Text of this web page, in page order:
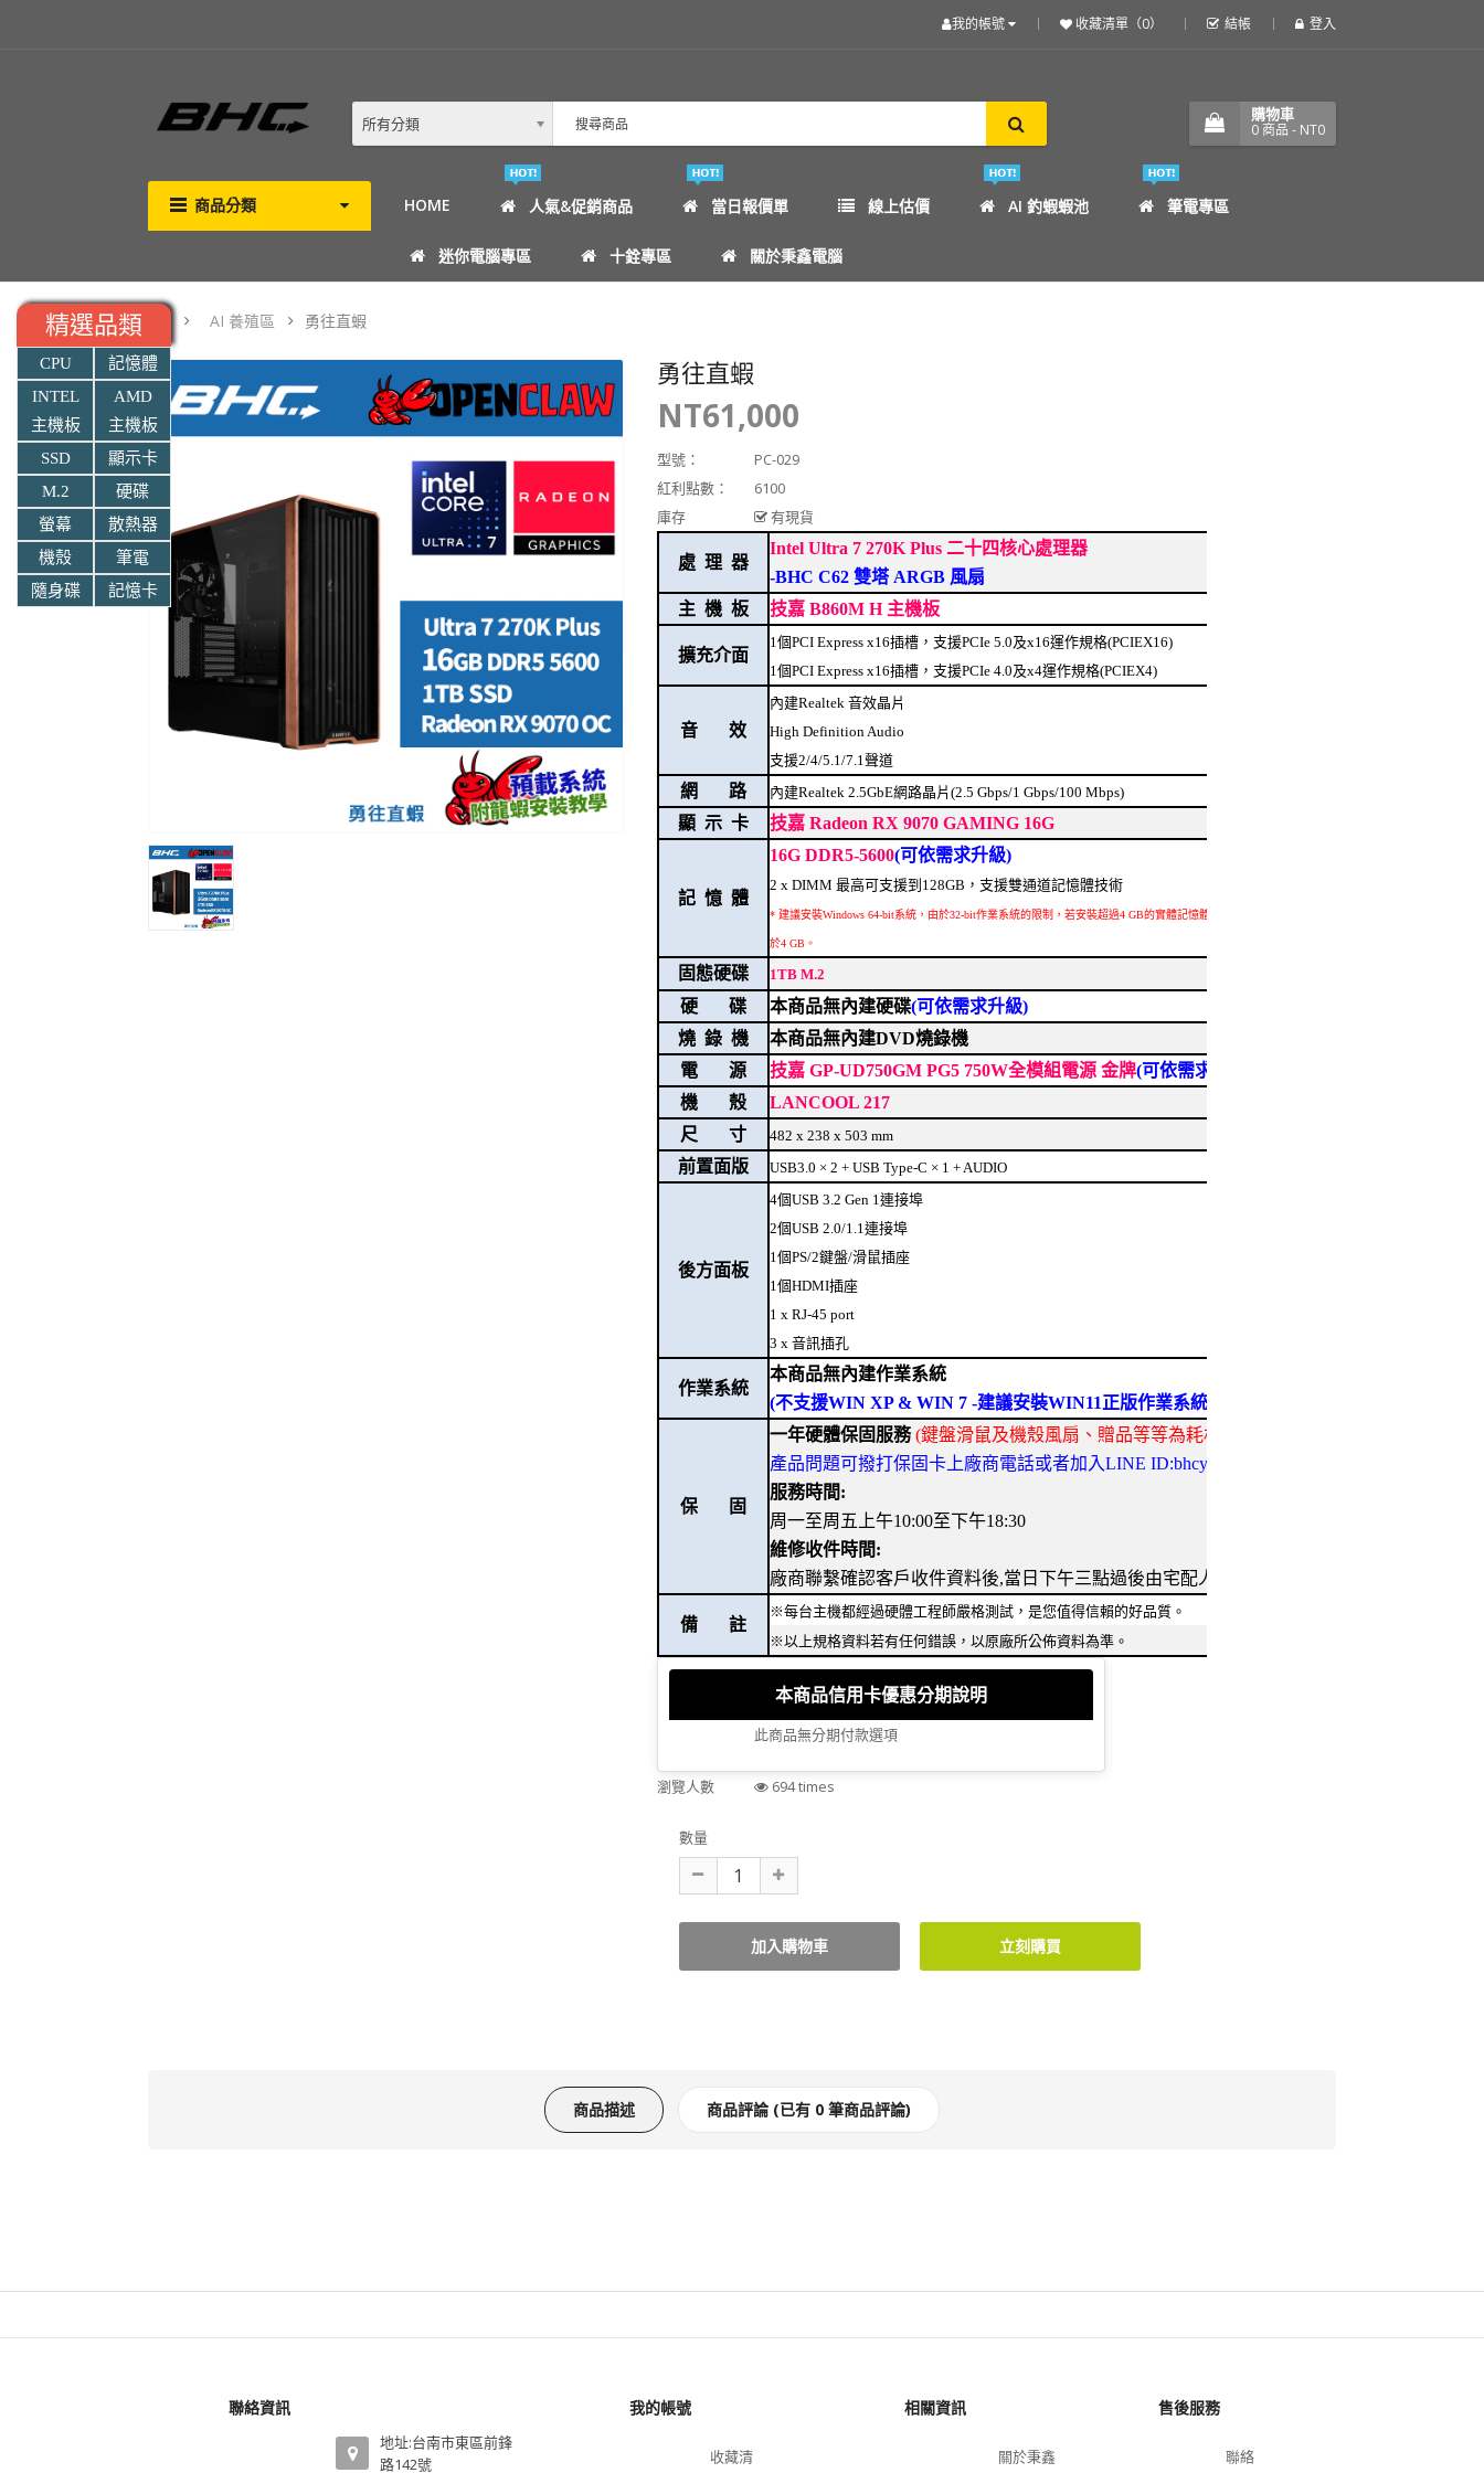
我的帳號 收藏清單（0） 結帳 登入
所有分類 購物車
0商品 - NT0
商品分類 HOME 人氣&促銷商品 當日報價單 線上估價 AI 釣蝦蝦池 筆電專區
迷你電腦專區 十銓專區 關於秉鑫電腦
AI 養殖區 勇往直蝦
勇往直蝦
NT61,000
型號：
PC-029
紅利點數：
6100
庫存
有現貨
處 理 器
Intel Ultra 7 270K Plus 二十四核心處理器
-BHC C62 雙塔 ARGB 風扇
主 機 板
技嘉 B860M H 主機板
擴充介面
1個PCI Express x16插槽，支援PCIe 5.0及x16運作規格(PCIEX16)
1個PCI Express x16插槽，支援PCIe 4.0及x4運作規格(PCIEX4)
音 效
內建Realtek 音效晶片
High Definition Audio
支援2/4/5.1/7.1聲道
網 路 內建Realtek 2.5GbE網路晶片(2.5 Gbps/1 Gbps/100 Mbps)
顯 示 卡 技嘉 Radeon RX 9070 GAMING 16G
記 憶 體
16G DDR5-5600(可依需求升級)
2 x DIMM 最高可支援到128GB，支援雙通道記憶體技術
* 建議安裝Windows 64-bit系統，由於32-bit作業系統的限制，若安裝超過4 GB的實體記憶體時，實際上顯示之記憶體容量將少
於4 GB。
固態硬碟 1TB M.2
硬 碟 本商品無內建硬碟(可依需求升級)
燒 錄 機
本商品無內建DVD燒錄機
電 源
技嘉 GP-UD750GM PG5 750W全模組電源 金牌(可依需求升級)
機 殼
LANCOOL 217
尺 寸
482 x 238 x 503 mm
前置面版 USB3.0 × 2 + USB Type-C × 1 + AUDIO
後方面板
4個USB 3.2 Gen 1連接埠
2個USB 2.0/1.1連接埠
1個PS/2鍵盤/滑鼠插座
1個HDMI插座
1 x RJ-45 port
3 x 音訊插孔
作業系統
本商品無內建作業系統
(不支援WIN XP & WIN 7 -建議安裝WIN11正版作業系統)
保 固
一年硬體保固服務 (鍵盤滑鼠及機殼風扇、贈品等等為耗材不在此保固範圍)
產品問題可撥打保固卡上廠商電話或者加入LINE ID:bhcyo 詢問
服務時間:
周一至周五上午10:00至下午18:30
維修收件時間:
廠商聯繫確認客戶收件資料後,當日下午三點過後由宅配人員依路線收件
備 註
※每台主機都經過硬體工程師嚴格測試，是您值得信賴的好品質。
※以上規格資料若有任何錯誤，以原廠所公佈資料為準。
本商品信用卡優惠分期說明
此商品無分期付款選項
瀏覽人數 694 times
數量
精選品類
CPU
記憶體
INTEL
主機板
AMD
主機板
SSD
顯示卡
M.2
硬碟
螢幕
散熱器
機殼
筆電
隨身碟
記憶卡
商品描述 商品評論 (已有 0 筆商品評論)
聯絡資訊
地址:台南市東區前鋒
路142號
我的帳號
收藏清
相關資訊
關於秉鑫
售後服務
聯絡